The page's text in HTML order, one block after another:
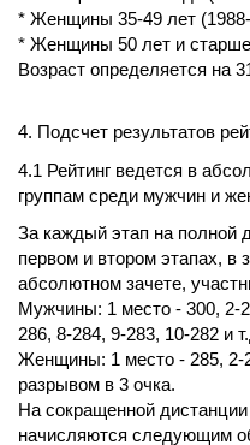
* Женщины 35-49 лет (1988-
* Женщины 50 лет и старше
Возраст определяется на
4. Подсчет результатов
4.1 Рейтинг ведется в
группам среди мужчин и
За каждый этап на полной
первом и втором этапах, в
абсолютном зачете,
Мужчины: 1 место - 300, 2-
286, 8-284, 9-283, 10-282 и
Женщины: 1 место - 285, 2-
разрывом в 3 очка.
На сокращенной
начисляются следующим